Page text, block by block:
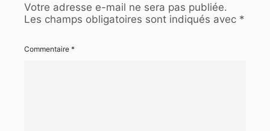
Votre adresse e-mail ne sera pas publiée.
Les champs obligatoires sont indiqués avec *
Commentaire *